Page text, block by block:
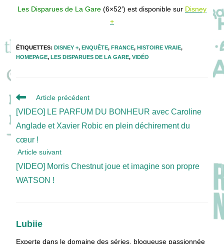
Les Disparues de La Gare (6×52′) est disponible sur Disney
+
ÉTIQUETTES:DISNEY +, ENQUÊTE, FRANCE, HISTOIRE VRAIE,
HOMEPAGE, LES DISPARUES DE LA GARE, VIDÉO
Read
articles
Article précédent
[VIDEO] LE PARFUM DU BONHEUR avec Caroline
Anglade et Xavier Robic en plein déchirement du
cœur !
Article suivant
[VIDEO] Morris Chestnut joue et imagine son propre
WATSON !
Lubiie
Experte dans le domaine des séries, blogueuse passionnée